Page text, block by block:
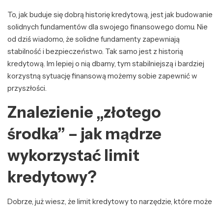
To, jak buduje się dobrą historię kredytową, jest jak budowanie
solidnych fundamentów dla swojego finansowego domu. Nie
od dziś wiadomo, że solidne fundamenty zapewniają
stabilność i bezpieczeństwo. Tak samo jest z historią
kredytową. Im lepiej o nią dbamy, tym stabilniejszą i bardziej
korzystną sytuację finansową możemy sobie zapewnić w
przyszłości.
Znalezienie „złotego
środka” – jak mądrze
wykorzystać limit
kredytowy?
Dobrze, już wiesz, że limit kredytowy to narzędzie, które może